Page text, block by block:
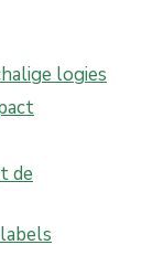
logies
de